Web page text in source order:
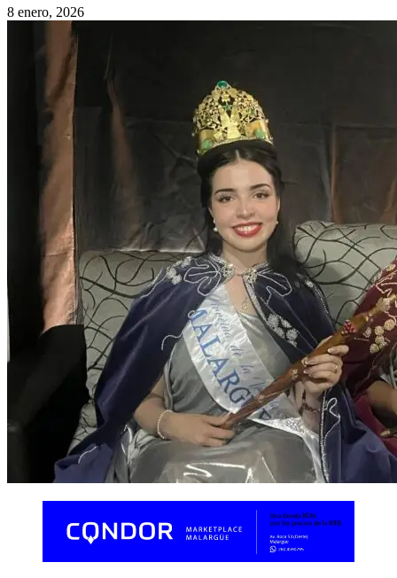
8 enero, 2026